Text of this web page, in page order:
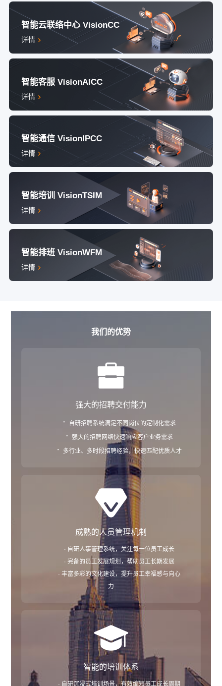
智能云联络中心 VisionCC
详情
智能客服 VisionAICC
详情
智能通信 VisionIPCC
详情
智能培训 VisionTSIM
详情
智能排班 VisionWFM
详情
我们的优势
强大的招聘交付能力
· 自研招聘系统满足不同岗位的定制化需求
· 强大的招聘网络快速响应客户业务需求
· 多行业、多时段招聘经验，快速匹配优质人才
成熟的人员管理机制
· 自研人事管理系统，关注每一位员工成长
· 完备的员工发展规划，帮助员工长期发展
· 丰富多彩的文化建设，提升员工幸福感与向心
力
智能的培训体系
· 自研沉浸式培训场景，有效缩短员工成长周期